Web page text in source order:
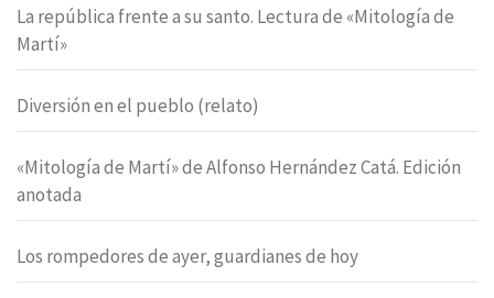
La república frente a su santo. Lectura de «Mitología de
Martí»
Diversión en el pueblo (relato)
«Mitología de Martí» de Alfonso Hernández Catá. Edición
anotada
Los rompedores de ayer, guardianes de hoy